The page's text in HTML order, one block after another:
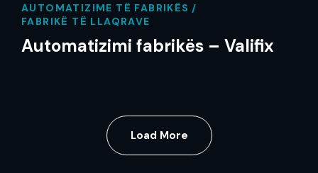
AUTOMATIZIME TË FABRIKËS
FABRIKË TË LLAQRAVE
Automatizimi fabrikës – Valifix
Load More